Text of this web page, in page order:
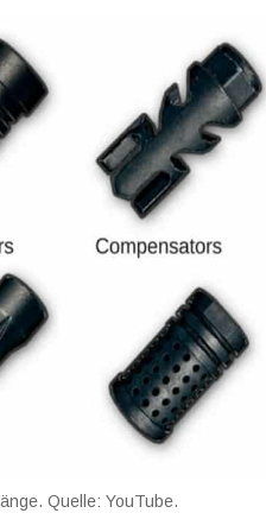
Quelle: YouTube.